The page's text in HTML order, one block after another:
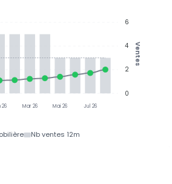
26 Mar 26 Mai 26 Jul 26
6
4
2
0
Ventes
Nb ventes 12m